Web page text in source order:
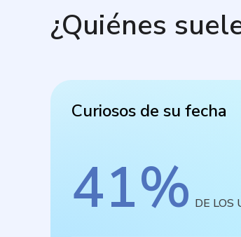
¿Quiénes
Curiosos de su fecha
41% DE LOS